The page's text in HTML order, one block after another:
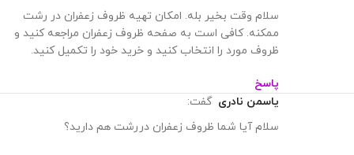
سلام وقت بخیر بله. امکان تهیه ظروف زعفران در رشت
ممکنه. کافی است به صفحه ظروف زعفران مراجعه کنید و
ظروف مورد را انتخاب کنید و خرید خود را تکمیل کنید.
پاسخ
یاسمن نادری گفت:
سلام آیا شما ظروف زعفران دررشت هم دارید؟